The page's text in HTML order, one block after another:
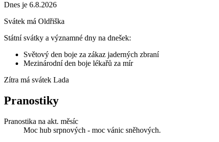
Dnes je 6.8.2026
Svátek má Oldřiška
Státní svátky a významné dny na dnešek:
Světový den boje za zákaz jaderných zbraní
Mezinárodní den boje lékařů za mír
Zítra má svátek Lada
Pranostiky
Pranostika na akt. měsíc
Moc hub srpnových - moc vánic sněhových.